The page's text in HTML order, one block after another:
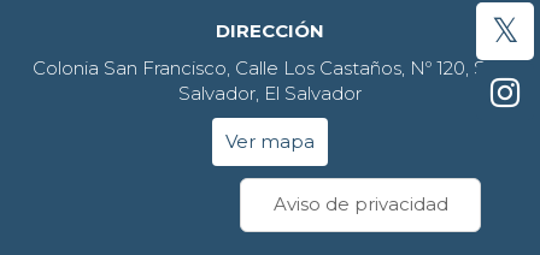
DIRECCIÓN
Colonia San Francisco, Calle Los Castaños, Nº 120, San
Salvador, El Salvador
Ver mapa
Aviso de privacidad